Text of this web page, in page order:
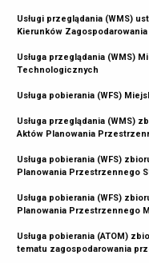
Usługi przeglądania (WMS)
Kierunków
Usługa przeglądania (WMS)
Technologicznych
Usługa pobierania (WFS)
Usługa przeglądania (WMS)
Aktów Planowania
Usługa pobierania (WFS)
Planowania Przestrzennego
Usługa pobierania (WFS)
Planowania Przestrzennego
Usługa pobierania (ATOM)
tematu zagospodarowania